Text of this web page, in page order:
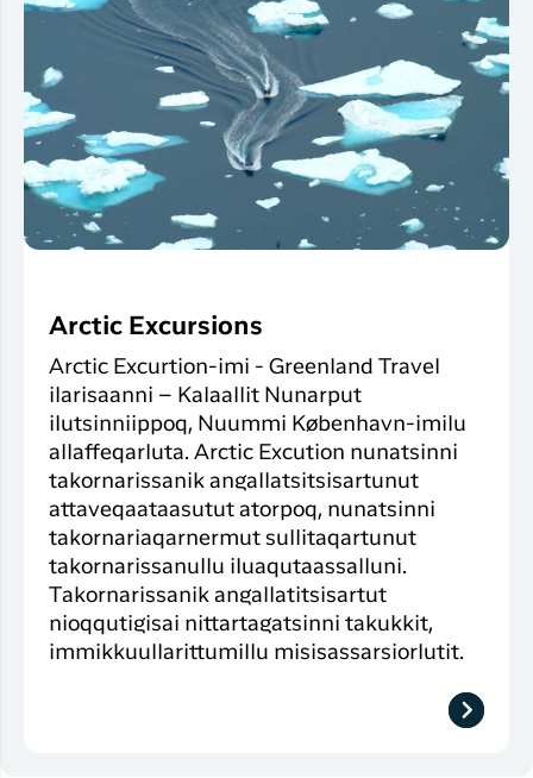
Arctic Excursions
Arctic Excurtion-imi - Greenland Travel
ilarisaanni – Kalaallit Nunarput
ilutsinniippoq, Nuummi København-imilu
allaffeqarluta. Arctic Excution nunatsinni
takornarissanik angallatsitsisartunut
attaveqaataasutut atorpoq, nunatsinni
takornariaqarnermut sullitaqartunut
takornarissanullu iluaqutaassalluni.
Takornarissanik angallatitsisartut
nioqqutigisai nittartagatsinni takukkit,
immikkuullarittumillu misisassarsiorlutit.